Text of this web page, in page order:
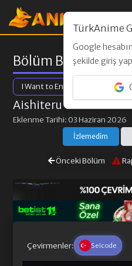
Bölüm Bilgileri
I Want to End this Love Game
Aishiteru Game wo
Eklenme Tarihi: 03 Haziran 2026
İzlemedim
Önceki Bölüm
Çevirmenler: Seicode
TürkAnime
Google
şekilde giriş